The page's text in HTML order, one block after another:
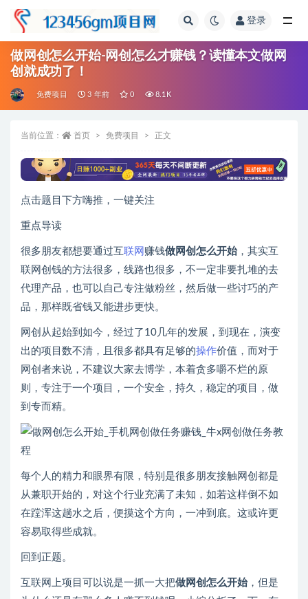
登录
做网创怎么开始-网创怎么才赚钱？读懂本文做网
创就成功了！
免费项目 3 年前 0 8.1K
当前位置： 首页 免费项目 正文
点击题目下方嗨推，一键关注
重点导读
很多朋友都想要通过互联网 赚钱做 网创 怎么开始 ，其实互
联网创钱的方法很多，线路也很多，不一定非要扎堆的去
代理产品，也可以自己专注做粉丝，然后做一些讨巧的产
品，那样既省钱又能进步更快。
网创从起始到如今，经过了10几年的发展，到现在，演变
出的项目数不清，且很多都具有足够的操作价值，而对于
网创者来说，不建议大家去博学，本着贪多嚼不烂的原
则，专注于一个项目，一个安全，持久，稳定的项目，做
到专而精。
每个人的精力和眼界有限，特别是很多朋友接触网创都是
从兼职开始的，对这个行业充满了未知，如若这样倒不如
在蹚浑这趟水之后，便摸这个方向，一冲到底。这或许更
容易取得些成就。
回到正题。
互联网上项目可以说是一抓一大把做网创怎么开始 ，但是